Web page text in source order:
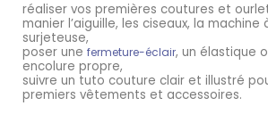
réaliser vos premières coutures et
manier l’aiguille, les ciseaux, la
surjeteuse,
poser une fermeture-éclair, un élastique
encolure propre,
suivre un tuto couture clair et illustré
premiers vêtements et accessoires.